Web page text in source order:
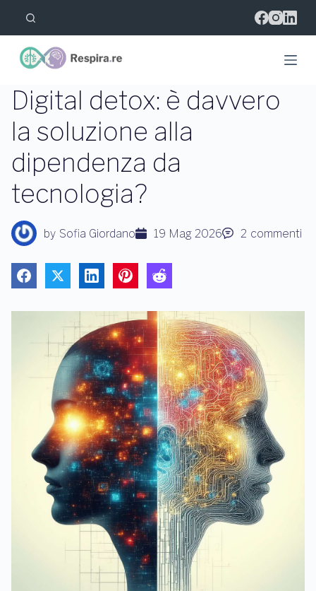
l
l
n
t
n
t
o
Digital detox: è davvero
la soluzione alla
dipendenza da
tecnologia?
by Sofia Giordano 19 Mag 2026 2 commenti